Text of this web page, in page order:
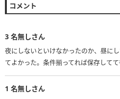
コメント
3 名無しさん
夜にしないといけなかったのか、昼に
てよかった。条件揃ってれば保存してて
1 名無しさん